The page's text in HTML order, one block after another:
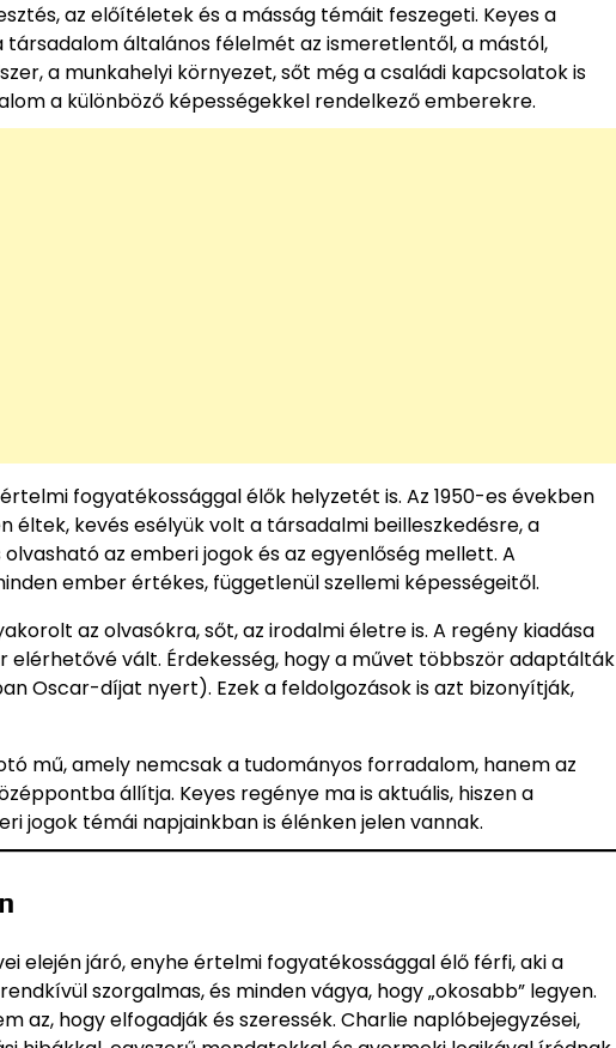
az előítéletek és a másság témáit feszegeti. Keyes a
általános félelmét az ismeretlentől, a mástól,
a munkahelyi környezet, sőt még a családi kapcsolatok is
a különböző képességekkel rendelkező emberekre.
fogyatékossággal élők helyzetét is. Az 1950-es években
kevés esélyük volt a társadalmi beilleszkedésre, a
az emberi jogok és az egyenlőség mellett. A
ember értékes, függetlenül szellemi képességeitől.
az olvasókra, sőt, az irodalmi életre is. A regény kiadása
vált. Érdekesség, hogy a művet többször adaptálták
Oscar-díjat nyert). Ezek a feldolgozások is azt bizonyítják,
mű, amely nemcsak a tudományos forradalom, hanem az
állítja. Keyes regénye ma is aktuális, hiszen a
jogok témái napjainkban is élénken jelen vannak.
elején járó, enyhe értelmi fogyatékossággal élő férfi, aki a
szorgalmas, és minden vágya, hogy „okosabb” legyen.
az, hogy elfogadják és szeressék. Charlie naplóbejegyzései,